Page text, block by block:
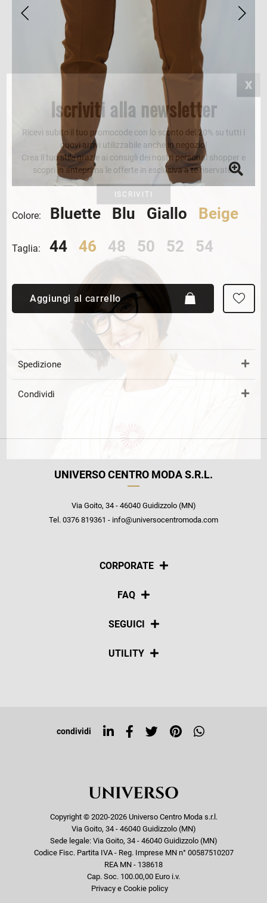
Colore: Bluette Blu Giallo Beige
Taglia: 44 46 48 50 52 54
Aggiungi al carrello
Spedizione
Condividi
UNIVERSO CENTRO MODA S.R.L.
Via Goito, 34 - 46040 Guidizzolo (MN)
Tel. 0376 819361 - info@universocentromoda.com
CORPORATE
Chi siamo
FAQ
Pagamenti
SEGUICI
Social
UTILITY
Top ricerche
condividi
Copyright © 2020-2026 Universo Centro Moda s.r.l.
Via Goito, 34 - 46040 Guidizzolo (MN)
Sede legale: Via Goito, 34 - 46040 Guidizzolo (MN)
Codice Fisc. Partita IVA - Reg. Imprese MN n° 00587510207
REA MN - 138618
Cap. Soc. 100.00,00 Euro i.v.
Privacy e Cookie policy
Iscriviti alla newsletter
Ricevi subito il tuo promocode con lo sconto del 20% su tutti i
nuovi arrivi utilizzabile anche in negozio!
Crea il tuo stile grazie ai consigli dei nostri personal shopper e
scopri in anteprima le offerte in esclusiva a te riservate.
ISCRIVITI